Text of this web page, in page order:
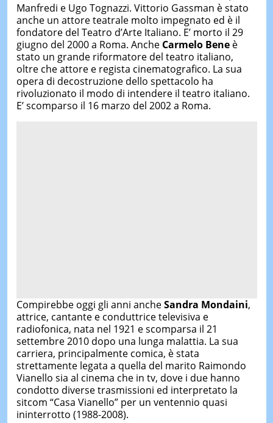
Manfredi e Ugo Tognazzi. Vittorio Gassman è stato
anche un attore teatrale molto impegnato ed è il
fondatore del Teatro d’Arte Italiano. E’ morto il 29
giugno del 2000 a Roma. AncheCarmelo Beneè
stato un grande riformatore del teatro italiano,
oltre che attore e regista cinematografico. La sua
opera di decostruzione dello spettacolo ha
rivoluzionato il modo di intendere il teatro italiano.
E’ scomparso il 16 marzo del 2002 a Roma.
Compirebbe oggi gli anni ancheSandra Mondaini,
attrice, cantante e conduttrice televisiva e
radiofonica, nata nel 1921 e scomparsa il 21
settembre 2010 dopo una lunga malattia. La sua
carriera, principalmente comica, è stata
strettamente legata a quella del marito Raimondo
Vianello sia al cinema che in tv, dove i due hanno
condotto diverse trasmissioni ed interpretato la
sitcom “Casa Vianello” per un ventennio quasi
ininterrotto (1988-2008).